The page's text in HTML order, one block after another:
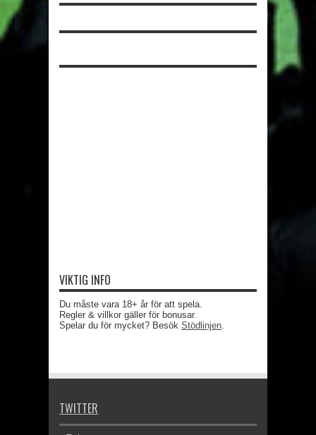
VIKTIG INFO
Du måste vara 18+ år för att spela.
Regler & villkor gäller för bonusar.
Spelar du för mycket? Besök Stödlinjen.
TWITTER